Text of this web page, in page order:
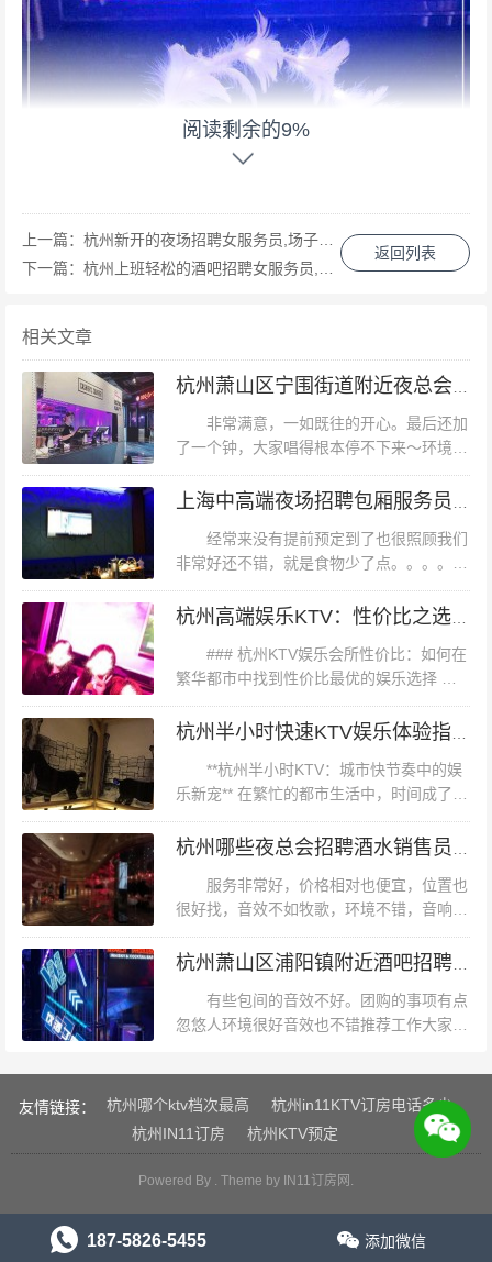
市中心黄金地段，靠近地铁口，晚一点还提供代客泊车业
务！里面装修超级豪华，超高举架大堂，门口有喷泉池
的。房间也很大，装修风格很高大上！房间的音响效果一
级棒，尤其是房间里的黄金立麦，绝对一流！现在有了团
购，优惠力度那不是一点点吖，连朋友都在感叹，这么优
惠老板还有钱赚嘛！所有人一致认为下次还要再来！,杭州
顶级夜场招聘包厢气氛组,ktv最容易被选中的穿搭 环境不
错，食物好吃，就是有点小贵，服务非常好！以后还会再
去的！給力的團購~還會繼續留意這家店的活動。
自助餐味道一般。人非常多，说是五点半开始，要等到六
也不错杭州顶级夜场招聘包厢气氛组,ktv最容易被选中的穿
阅读剩余的9%
返回列表
上一篇： 杭州新开的夜场招聘女服务员,场子生意好吗_
下一篇： 杭州上班轻松的酒吧招聘女服务员,一天上几个小时班
相关文章
非常满意，一如既往的开心。最后还加
了一个钟，大家唱得根本停不下来～环境没
有之前好了，其他都还好，希望改进五一假
期带着家人一起出来皇室派对的口碑一直不
经常来没有提前预定到了也很照顾我们
非常好还不错，就是食物少了点。。。。音
响效果有点差，而且好多歌点好多次才点出
来，点的歌一直跳不出来，失望。上海中高
### 杭州KTV娱乐会所性价比：如何在
繁华都市中找到性价比最优的娱乐选择 在
繁忙的都市生活中，寻找一处既能放松身
心，又具备高性价比的娱乐场所，成为了许
**杭州半小时KTV：城市快节奏中的娱
乐新宠** 在繁忙的都市生活中，时间成了最
宝贵的资源。人们渴望在紧张的工作之余，
找到一种快速释放压力、享受娱乐的方式。
服务非常好，价格相对也便宜，位置也
很好找，音效不如牧歌，环境不错，音响效
果也可以。还会再去。跨年夜那天去的真的
太便宜了相对其他ktv真的很划算小包也超
有些包间的音效不好。团购的事项有点
忽悠人环境很好音效也不错推荐工作大家
好！才8块钱！很划算！下次还会在去的！
杭州萧山区浦阳镇附近酒吧招聘现场DJ,...
友情链接： 杭州哪个ktv档次最高
杭州in11KTV订房电话多少
杭州IN11订房
杭州KTV预定
Powered By . Theme by IN11订房网 .
187-5826-5455 添加微信